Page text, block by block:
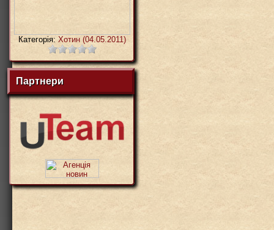
Категорія: Хотин (04.05.2011)
Партнери